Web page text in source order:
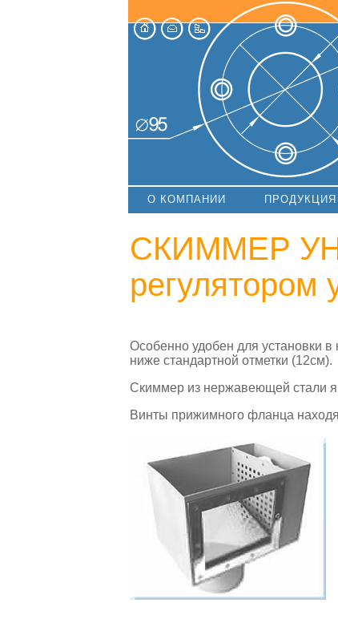
О КОМПАНИИ ПРОДУКЦИЯ
СКИММЕР
регулятором
Особенно удобен для установки
ниже стандартной отметки (12см).
Скиммер из нержавеющей стали
Винты прижимного фланца